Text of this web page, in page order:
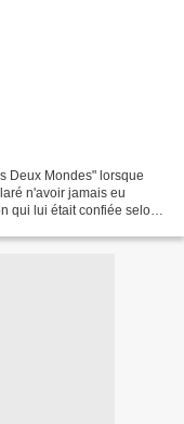
Deux Mondes" lorsque
n'avoir jamais eu
qui lui était confiée selon